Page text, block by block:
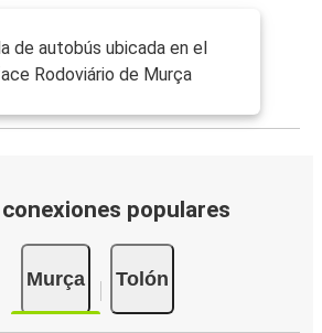
de autobús ubicada en el
Rodoviário de Murça
populares
Murça Tolón